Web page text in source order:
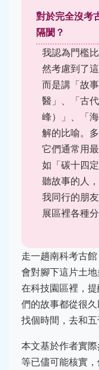
對於完全沒考
隔閡？
我認為門檻
然考慮到了
而是講「故
醫」、「古
峰）」、「
解的比喻。
它們通常用
如「碳十四
聽故事的人
我同行的朋
展區裡各種
走一趟南科考古
會對腳下這片土
在科技園區裡，
們的故事都從很久
找個時間，去和五
本文基於作者實
等已儘可能核實